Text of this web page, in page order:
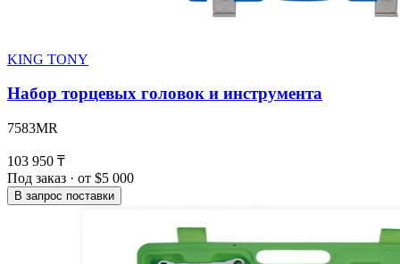
KING TONY
Набор торцевых головок и инструмента
7583MR
103 950 ₸
Под заказ · от $5 000
В запрос поставки